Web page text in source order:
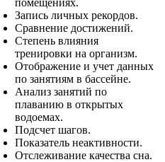
помещениях.
Запись личных рекордов.
Сравнение достижений.
Степень влияния
тренировки на организм.
Отображение и учет данных
по занятиям в бассейне.
Анализ занятий по
плаванию в открытых
водоемах.
Подсчет шагов.
Показатель неактивности.
Отслеживание качества сна.